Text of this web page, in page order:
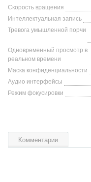
Скорость вращения
Интеллектуальная запись
Тревога умышленной порчи
Одновременный просмотр в
реальном времени
Маска конфиденциальности
Аудио интерфейсы
Режим фокусировки
Комментарии